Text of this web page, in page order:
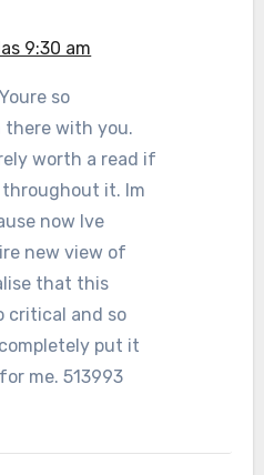
9:30 am
so
there with you.
worth a read if
throughout it. Im
now Ive
new view of
that this
critical and so
put it
me. 513993